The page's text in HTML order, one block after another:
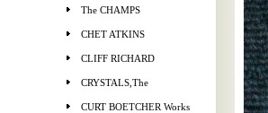
The CHAMPS
CHET ATKINS
CLIFF RICHARD
CRYSTALS,The
CURT BOETCHER Works